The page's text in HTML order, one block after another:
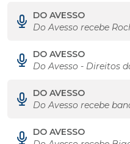
DO AVESSO
Do Avesso recebe
DO AVESSO
Do Avesso - Direitos
DO AVESSO
Do Avesso recebe
DO AVESSO